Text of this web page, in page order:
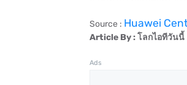
Source : Huawei
Article By : โลกไอทีวันนี้
Ads